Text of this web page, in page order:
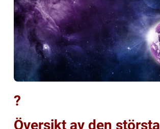
?
Översikt av den största